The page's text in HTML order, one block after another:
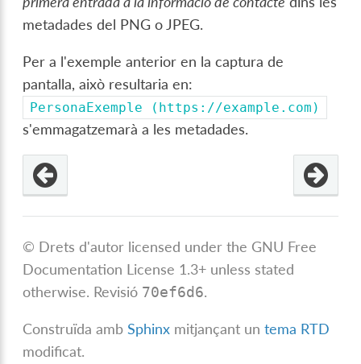
metadades del PNG o JPEG.
Per a l'exemple anterior en la captura de
pantalla, això resultaria en:
PersonaExemple (https://example.com)
s'emmagatzemarà a les metadades.
© Drets d'autor licensed under the GNU Free
Documentation License 1.3+ unless stated
otherwise. Revisió 70ef6d6.
Construïda ambSphinx mitjançant untema RTD
modificat.